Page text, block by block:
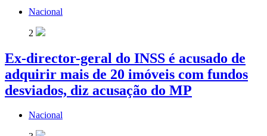
Nacional
2
Ex-director-geral do INSS é acusado de
adquirir mais de 20 imóveis com fundos
desviados, diz acusação do MP
Nacional